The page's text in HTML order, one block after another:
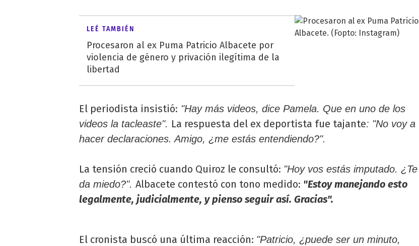
LEÉ TAMBIÉN
Procesaron al ex Puma Patricio Albacete por
violencia de género y privación ilegítima de la
libertad
El periodista insistió: "Hay más videos, dice Pamela. Que en uno de los
videos la tacleaste". La respuesta del ex deportista fue tajante: "No voy a
hacer declaraciones. Amigo, ¿me estás entendiendo?".
La tensión creció cuando Quiroz le consultó: "Hoy vos estás imputado. ¿Te
da miedo?". Albacete contestó con tono medido: "Estoy manejando esto
legalmente, judicialmente, y pienso seguir así. Gracias".
El cronista buscó una última reacción: "Patricio, ¿puede ser un minuto,